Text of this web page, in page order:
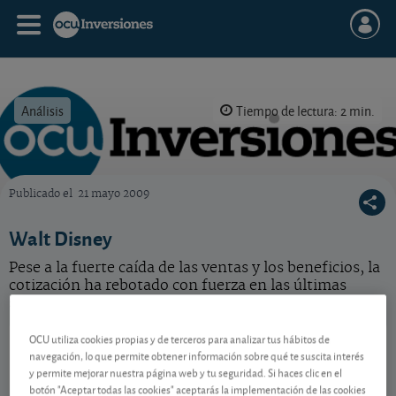
Análisis Tiempo de lectura: 2 min.
Publicado el 21 mayo 2009
Walt Disney
Pese a la fuerte caída de las ventas y los beneficios, la
cotización ha rebotado con fuerza en las últimas
Walt Disney
US2546871060
05/08/2026 Nueva York
101,76 USD
-
OCU utiliza cookies propias y de terceros para analizar tus hábitos de
navegación, lo que permite obtener información sobre qué te suscita interés
y permite mejorar nuestra página web y tu seguridad. Si haces clic en el
botón "Aceptar todas las cookies" aceptarás la implementación de las cookies